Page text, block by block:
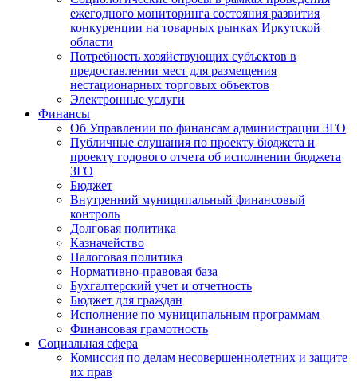
ежегодного мониторинга состояния развития
конкуренции на товарных рынках Иркутской
области
Потребность хозяйствующих субъектов в
предоставлении мест для размещения
нестационарных торговых объектов
Электронные услуги
Финансы
Об Управлении по финансам администрации ЗГО
Публичные слушания по проекту бюджета и
проекту годового отчета об исполнении бюджета
ЗГО
Бюджет
Внутренний муниципальный финансовый
контроль
Долговая политика
Казначейство
Налоговая политика
Нормативно-правовая база
Бухгалтерский учет и отчетность
Бюджет для граждан
Исполнение по муниципальным программам
Финансовая грамотность
Социальная сфера
Комиссия по делам несовершеннолетних и защите
их прав